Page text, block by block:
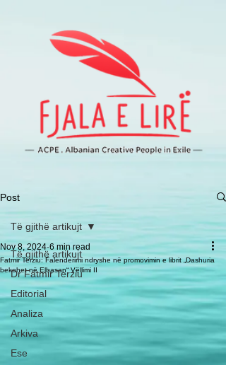
Post
Të gjithë artikujt
Dr Fatmir Terziu
Editorial
Analiza
Arkiva
Ese
Të gjithë artikujt
Fatmir Terziu: Falenderimi ndryshe në promovimin e librit „Dashuria
bekohet në Elbasan“ Vëllimi II
Nov 8, 2024 6 min read